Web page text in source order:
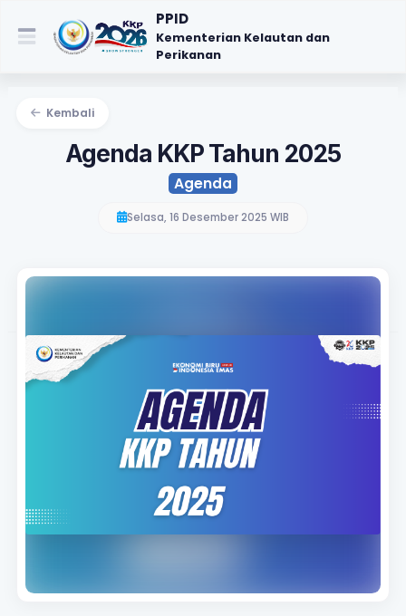
PPID
Kementerian Kelautan dan
Perikanan
Kembali
Agenda KKP Tahun 2025
Agenda
Selasa, 16 Desember 2025 WIB